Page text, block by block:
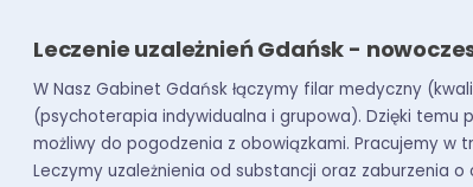
Leczenie uzależnień Gdańsk -
W Nasz Gabinet Gdańsk łączymy filar medyczny
(psychoterapia indywidualna i grupowa). Dzięki temu
możliwy do pogodzenia z obowiązkami. Pracujemy w
Leczymy uzależnienia od substancji oraz zaburzenia